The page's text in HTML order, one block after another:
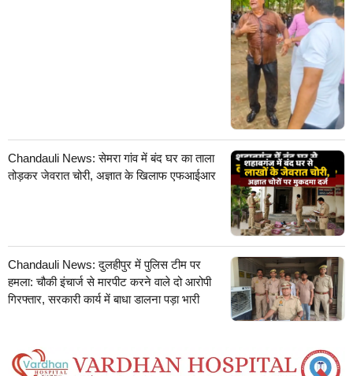
Chandauli News: सेमरा गांव में बंद घर का ताला
तोड़कर जेवरात चोरी, अज्ञात के खिलाफ एफआईआर
Chandauli News: दुलहीपुर में पुलिस टीम पर
हमला: चौकी इंचार्ज से मारपीट करने वाले दो आरोपी
गिरफ्तार, सरकारी कार्य में बाधा डालना पड़ा भारी